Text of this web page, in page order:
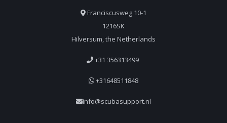
Franciscusweg 10-1
1216SK
Hilversum, the Netherlands
+31 356313499
+31648511848
info@scubasupport.nl